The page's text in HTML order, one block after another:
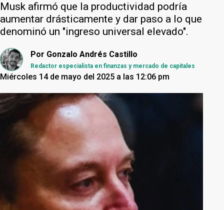
Musk afirmó que la productividad podría
aumentar drásticamente y dar paso a lo que
denominó un "ingreso universal elevado".
Por Gonzalo Andrés Castillo
Redactor especialista en finanzas y mercado de capitales
Miércoles 14 de mayo del 2025 a las 12:06 pm